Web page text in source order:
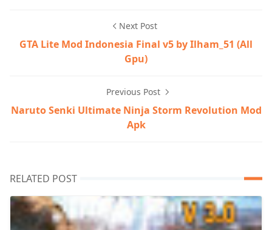
Next Post
GTA Lite Mod Indonesia Final v5 by Ilham_51 (All
Gpu)
Previous Post
Naruto Senki Ultimate Ninja Storm Revolution Mod
Apk
RELATED POST